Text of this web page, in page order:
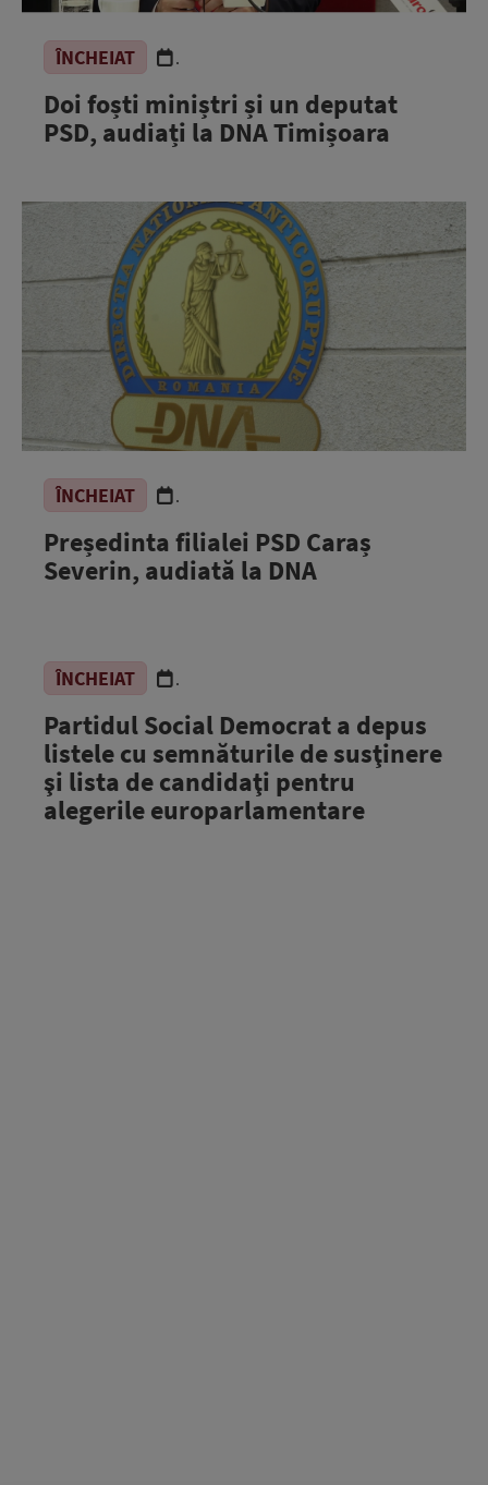
ÎNCHEIAT .
Doi foști miniștri și un deputat
PSD, audiați la DNA Timișoara
ÎNCHEIAT .
Președinta filialei PSD Caraș
Severin, audiată la DNA
ÎNCHEIAT .
Partidul Social Democrat a depus
listele cu semnăturile de susţinere
şi lista de candidaţi pentru
alegerile europarlamentare